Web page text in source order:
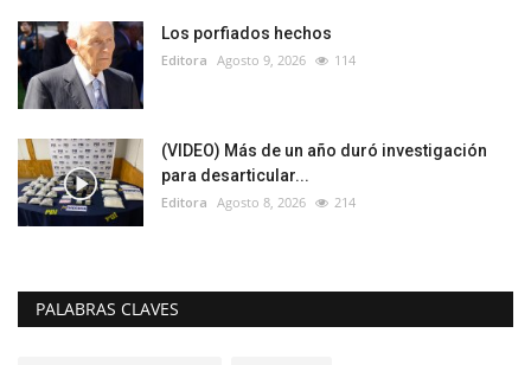
Los porfiados hechos
Editora Agosto 9, 2026 114
(VIDEO) Más de un año duró investigación
para desarticular...
Editora Agosto 8, 2026 214
PALABRAS CLAVES